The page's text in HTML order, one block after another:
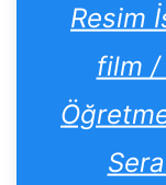
Resim
film /